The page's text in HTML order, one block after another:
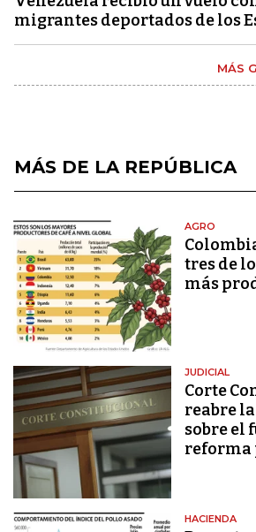
migrantes deportados de los
MÁS
MÁS DE LA REPÚBLICA
AGRO
tres de
más
JUDICIAL
Corte
reabre
sobre el
reforma
HACIENDA